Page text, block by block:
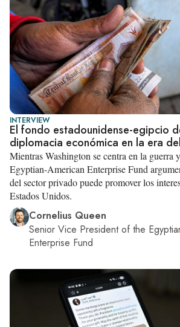
INTERVIEW
El fondo estadounidense-egipcio
diplomacia económica en la era
Mientras Washington se centra en la guerra
Egyptian-American Enterprise Fund
del sector privado puede promover los
Estados Unidos.
Cornelius Queen
Senior Vice President of the
Enterprise Fund